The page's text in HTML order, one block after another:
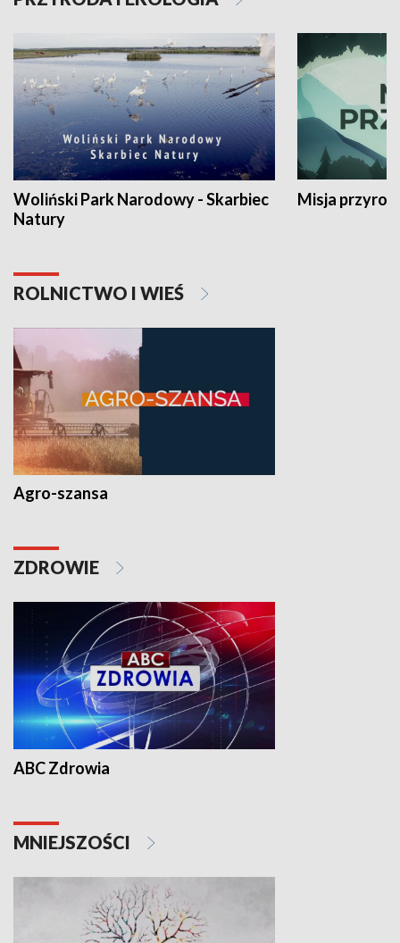
Woliński Park Narodowy - Skarbiec
Natury
Misja
ROLNICTWO I WIEŚ
Agro-szansa
ZDROWIE
ABC Zdrowia
MNIEJSZOŚCI